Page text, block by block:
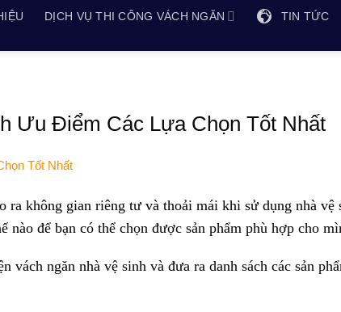
DỊCH VỤ THI CÔNG VÁCH NGĂN TIN TỨC
Ưu Điểm Các Lựa Chọn Tốt Nhất
ra không gian riêng tư và thoải mái khi sử dụng nhà vệ
để bạn có thể chọn được sản phẩm phù hợp cho
ngăn nhà vệ sinh và đưa ra danh sách các sản